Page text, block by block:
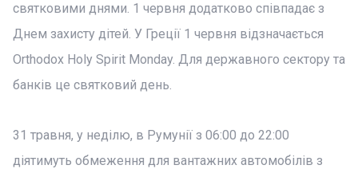
святковими днями. 1 червня додатково співпадає з
Днем захисту дітей. У Греції 1 червня відзначається
Orthodox Holy Spirit Monday. Для державного сектору та
банків це святковий день.
31 травня, у неділю, в Румунії з 06:00 до 22:00
діятимуть обмеження для вантажних автомобілів з